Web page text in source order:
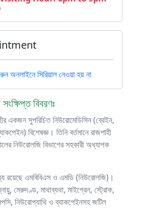
অনলাইনে সিরিয়াল নেওয়া হয় না
বিবরণঃ
একজন সুপরিচিত নিউরোমেডিসিন (ব্রেইন,
বিশেষজ্ঞ। তিনি বর্তমানে রাজশাহী
নিউরোলজি বিভাগের সহকারী অধ্যাপক
রয়েছে এমবিবিএস ও এমডি (নিউরোলজি)।
মেরুদণ্ড, মাথাব্যথা, মাইগ্রেন, স্ট্রোক,
নিউরোপ্যাথি ও ব্যাকপেইনসহ জটিল